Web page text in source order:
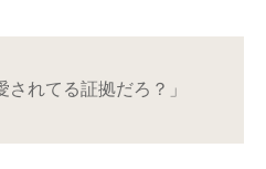
れてる証拠だろ？」